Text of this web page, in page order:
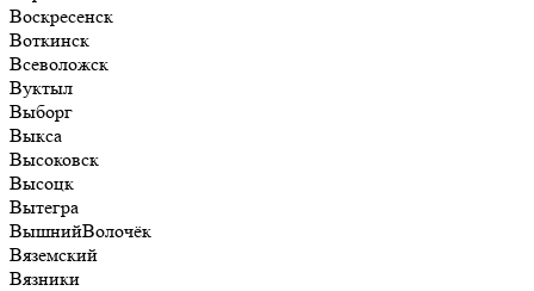
Воскресенск
Воткинск
Всеволожск
Вуктыл
Выборг
Выкса
Высоковск
Высоцк
Вытегра
ВышнийВолочёк
Вяземский
Вязники